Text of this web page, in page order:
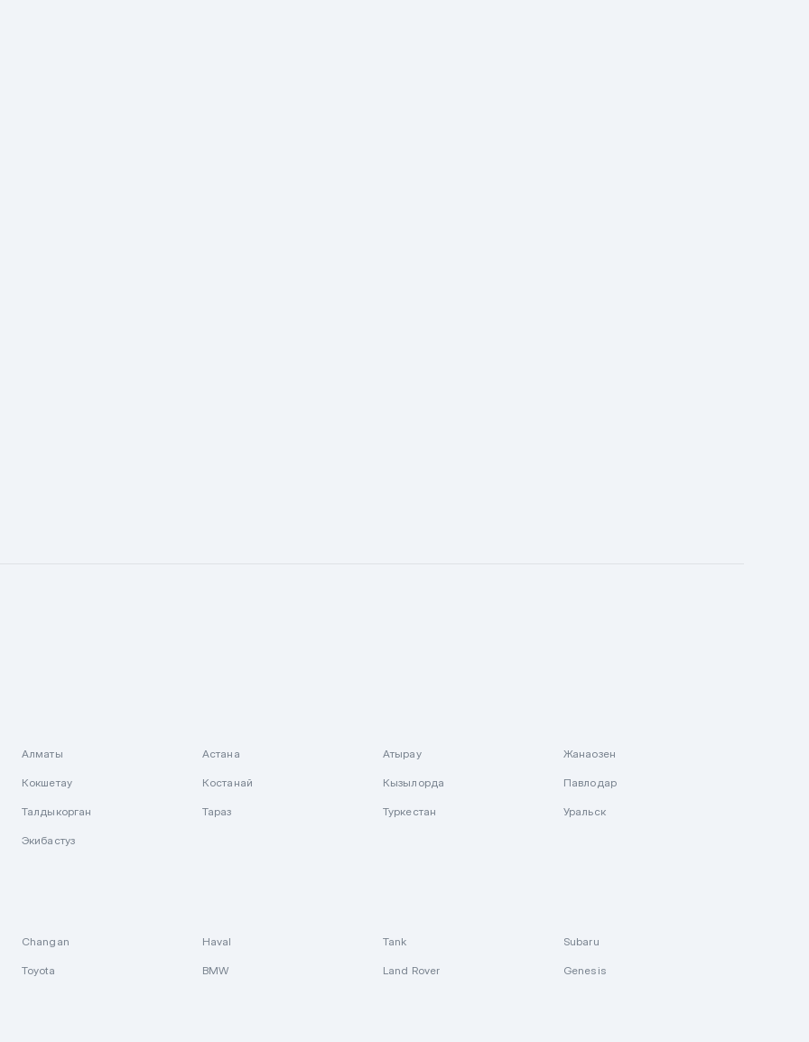
Алматы Астана Атырау Жанаозен
Кокшетау Костанай Кызылорда Павлодар
Талдыкорган Тараз Туркестан Уральск
Экибастуз
Changan Haval Tank Subaru
Toyota BMW Land Rover Genesis